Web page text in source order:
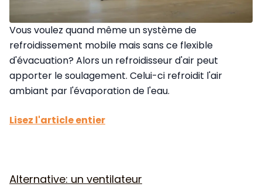
Vous voulez quand même un système de
refroidissement mobile mais sans ce flexible
d'évacuation? Alors un refroidisseur d'air peut
apporter le soulagement. Celui-ci refroidit l'air
ambiant par l'évaporation de l'eau.
Lisez l'article entier
Alternative: un ventilateur